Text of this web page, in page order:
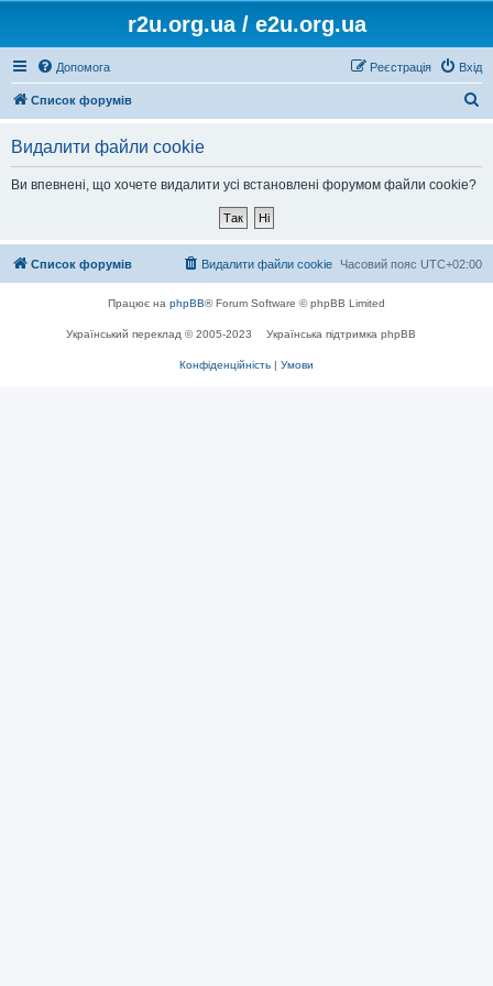
r2u.org.ua / e2u.org.ua
Допомога Вхід
Реєстрація
Список форумів
Видалити файли cookie
Ви впевнені, що хочете видалити усі встановлені форумом файли cookie?
Список форумів Часовий пояс UTC+02:00
Видалити файли cookie
Працює на phpBB® Forum Software © phpBB Limited
Український переклад © 2005-2023 Українська підтримка phpBB
Конфіденційність | Умови